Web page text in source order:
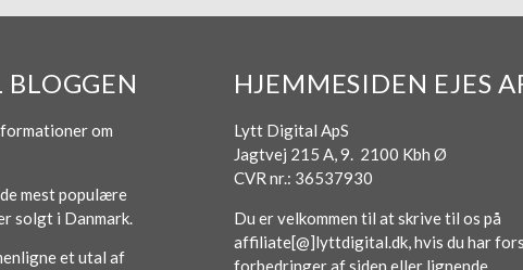
om
mest populære
solgt i Danmark.
et utal af
HJEMMESIDEN EJES
Lytt Digital ApS
Jagtvej 215 A, 9. 2100 Kbh Ø
CVR nr.: 36537930
Du er velkommen til at skrive til os på
affiliate[@]lyttdigital.dk, hvis du har
forbedringer af siden eller lignende.